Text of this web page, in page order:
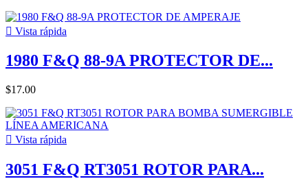
 Vista rápida
1980 F&Q 88-9A PROTECTOR DE...
$17.00
 Vista rápida
3051 F&Q RT3051 ROTOR PARA...